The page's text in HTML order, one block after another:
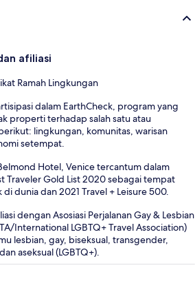
afiliasi
Ramah Lingkungan
dalam EarthCheck, program yang
properti terhadap salah satu atau
lingkungan, komunitas, warisan
setempat.
Hotel, Venice tercantum dalam
Traveler Gold List 2020 sebagai tempat
dunia dan 2021 Travel + Leisure 500.
dengan Asosiasi Perjalanan Gay & Lesbian
International LGBTQ+ Travel Association)
lesbian, gay, biseksual, transgender,
aseksual (LGBTQ+).